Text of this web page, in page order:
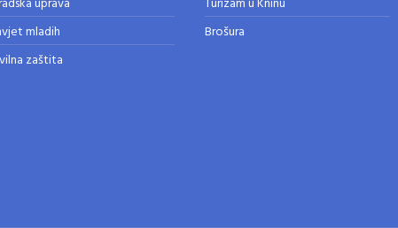
mladih
zaštita
Brošura